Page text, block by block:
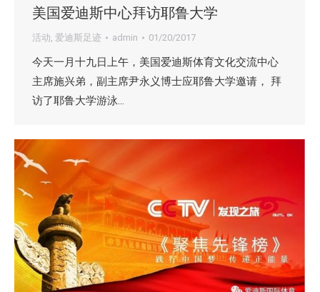
美国爱迪斯中心拜访耶鲁大学
活动, 爱迪斯足迹 admin 01/20/2017
今天一月十九日上午，美国爱迪斯体育文化交流中心
主席施兴弟，副主席尹永义博士应耶鲁大学邀请， 拜
访了耶鲁大学游泳…